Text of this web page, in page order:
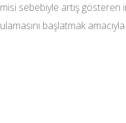
sebebiyle artış gösteren
başlatmak